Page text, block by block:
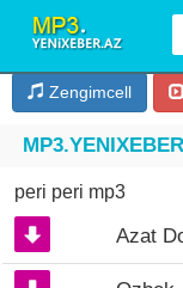
Zengimcell
peri peri mp3
Azat